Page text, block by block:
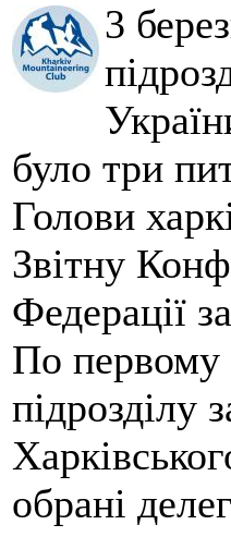
3
було три
Голови
Звітну
Федерації
По первому
підрозділу
обрані